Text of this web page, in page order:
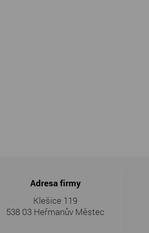
Adresa firmy
Klešice 119
538 03 Heřmanův Městec